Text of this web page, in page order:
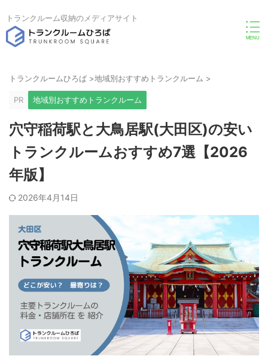
トランクルーム収納のメディアサイト
トランクルームひろば >地域別おすすめトランクルーム >
PR 地域別おすすめトランクルーム
穴守稲荷駅と大鳥居駅(大田区)の安い
トランクルームおすすめ7選【2026
年版】
2026年4月14日